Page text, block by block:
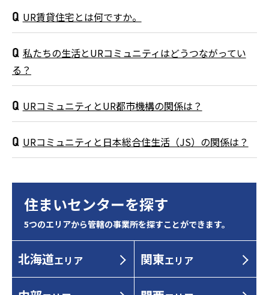
質問UR賃貸住宅とは何ですか。
質問私たちの生活とURコミュニティはどうつながってい
る？
質問URコミュニティとUR都市機構の関係は？
質問URコミュニティと日本総合住生活（JS）の関係は？
住まいセンターを探す
5つのエリアから管轄の事業所を探すことができます。
北海道エリア 関東エリア